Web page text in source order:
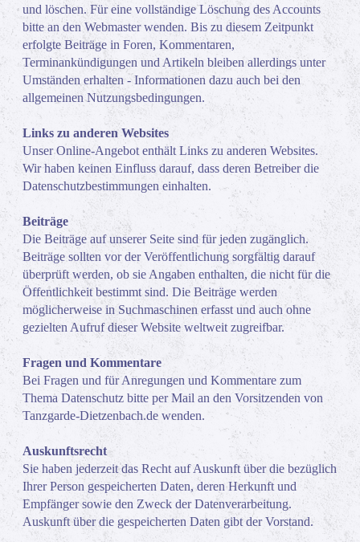
und löschen. Für eine vollständige Löschung des Accounts
bitte an den Webmaster wenden. Bis zu diesem Zeitpunkt
erfolgte Beiträge in Foren, Kommentaren,
Terminankündigungen und Artikeln bleiben allerdings unter
Umständen erhalten - Informationen dazu auch bei den
allgemeinen Nutzungsbedingungen.
Links zu anderen Websites
Unser Online-Angebot enthält Links zu anderen Websites.
Wir haben keinen Einfluss darauf, dass deren Betreiber die
Datenschutzbestimmungen einhalten.
Beiträge
Die Beiträge auf unserer Seite sind für jeden zugänglich.
Beiträge sollten vor der Veröffentlichung sorgfältig darauf
überprüft werden, ob sie Angaben enthalten, die nicht für die
Öffentlichkeit bestimmt sind. Die Beiträge werden
möglicherweise in Suchmaschinen erfasst und auch ohne
gezielten Aufruf dieser Website weltweit zugreifbar.
Fragen und Kommentare
Bei Fragen und für Anregungen und Kommentare zum
Thema Datenschutz bitte per Mail an den Vorsitzenden von
Tanzgarde-Dietzenbach.de wenden.
Auskunftsrecht
Sie haben jederzeit das Recht auf Auskunft über die bezüglich
Ihrer Person gespeicherten Daten, deren Herkunft und
Empfänger sowie den Zweck der Datenverarbeitung.
Auskunft über die gespeicherten Daten gibt der Vorstand.